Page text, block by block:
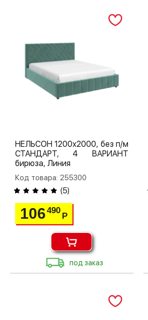
НЕЛЬСОН 1200х2000, без п/м
СТАНДАРТ, 4 ВАРИАНТ
бирюза, Линия
Код товара: 255300
(5)
106490
Р
под заказ